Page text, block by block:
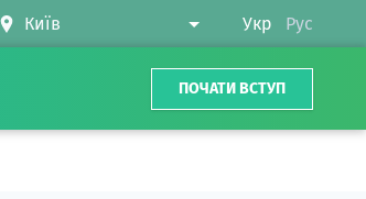
Укр Рус
ПОЧАТИ ВСТУП